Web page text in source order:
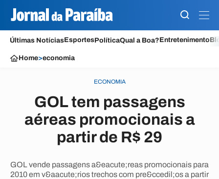
Últimas NotíciasEsportesPolíticaQual a Boa?Entretenimento
Home>economia
ECONOMIA
GOL tem passagens
aéreas promocionais a
partir de R$ 29
GOL vende passagens a&eacute;reas promocionais para
2010 em v&aacute;rios trechos com pre&ccedil;os a partir